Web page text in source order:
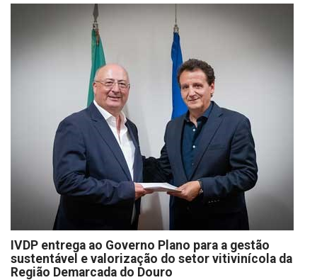
IVDP entrega ao Governo Plano para a gestão
sustentável e valorização do setor vitivinícola da
Região Demarcada do Douro